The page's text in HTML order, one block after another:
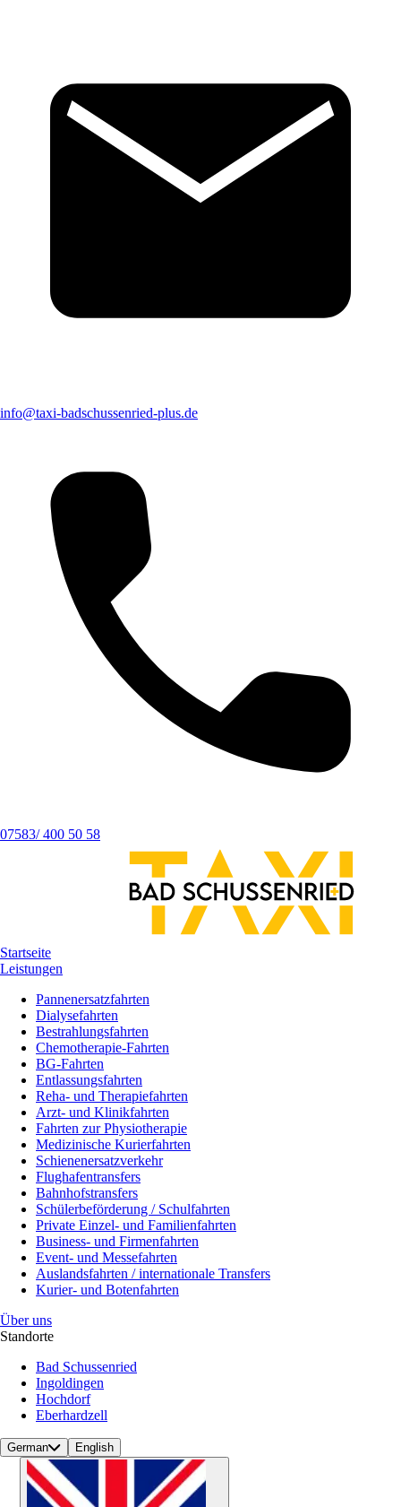
info@taxi-badschussenried-plus.de
07583/ 400 50 58
Startseite
Leistungen
Pannenersatzfahrten
Dialysefahrten
Bestrahlungsfahrten
Chemotherapie-Fahrten
BG-Fahrten
Entlassungsfahrten
Reha- und Therapiefahrten
Arzt- und Klinikfahrten
Fahrten zur Physiotherapie
Medizinische Kurierfahrten
Schienenersatzverkehr
Flughafentransfers
Bahnhofstransfers
Schülerbeförderung / Schulfahrten
Private Einzel- und Familienfahrten
Business- und Firmenfahrten
Event- und Messefahrten
Auslandsfahrten / internationale Transfers
Kurier- und Botenfahrten
Über uns
Standorte
Bad Schussenried
Ingoldingen
Hochdorf
Eberhardzell
German English